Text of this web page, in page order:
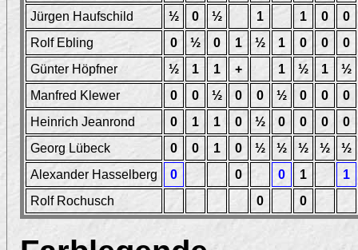
Jürgen Haufschild
½ 0 ½ 1 1 0
0
Rolf Ebling
0 ½ 0 1 ½ 1 0 0
0
Günter Höpfner
½ 1 1 + 1 ½ 1
½
Manfred Klewer
0 0 ½ 0 0 ½ 0 0
0
Heinrich Jeanrond
0 1 1 0 ½ 0 0 0
0
Georg Lübeck
0 0 1 0 ½ ½ ½ ½
½
Alexander Hasselberg
0 0 0 1
1
Rolf Rochusch
0 0